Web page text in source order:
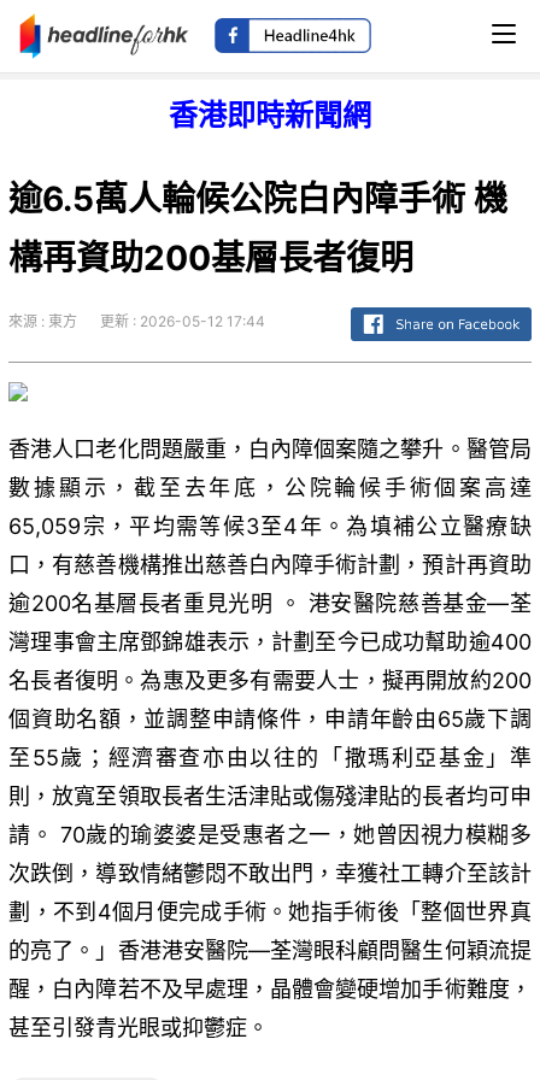
香港即時新聞網
逾6.5萬人輪候公院白內障手術 機
構再資助200基層長者復明
來源 : 東方 更新 : 2026-05-12 17:44
香港人口老化問題嚴重，白內障個案隨之攀升。醫管局
數據顯示，截至去年底，公院輪候手術個案高達
65,059宗，平均需等候3至4年。為填補公立醫療缺
口，有慈善機構推出慈善白內障手術計劃，預計再資助
逾200名基層長者重見光明 。 港安醫院慈善基金—荃
灣理事會主席鄧錦雄表示，計劃至今已成功幫助逾400
名長者復明。為惠及更多有需要人士，擬再開放約200
個資助名額，並調整申請條件，申請年齡由65歲下調
至55歲；經濟審查亦由以往的「撒瑪利亞基金」準
則，放寬至領取長者生活津貼或傷殘津貼的長者均可申
請。 70歲的瑜婆婆是受惠者之一，她曾因視力模糊多
次跌倒，導致情緒鬱悶不敢出門，幸獲社工轉介至該計
劃，不到4個月便完成手術。她指手術後「整個世界真
的亮了。」香港港安醫院—荃灣眼科顧問醫生何穎流提
醒，白內障若不及早處理，晶體會變硬增加手術難度，
甚至引發青光眼或抑鬱症。